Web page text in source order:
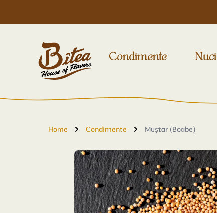
Condimente Nuci
Home Condimente Muștar (Boabe)